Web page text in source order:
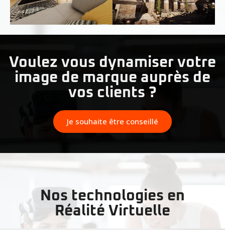
Voulez vous dynamiser votre
image de marque auprès de
vos clients ?
Je souhaite être conseillé
Nos technologies en
Réalité Virtuelle